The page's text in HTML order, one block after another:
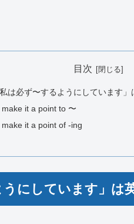
目次
私は必ず〜するようにしています
make it a point to 〜
make it a point of -ing
うにしています」は